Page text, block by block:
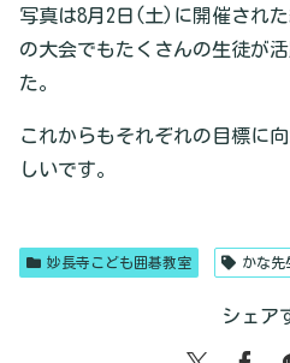
写真は8月2日(土)に開催され
の大会でもたくさんの生徒が
た。
これからもそれぞれの目標に
しいです。
妙長寺こども囲碁教室 かな先
シェア